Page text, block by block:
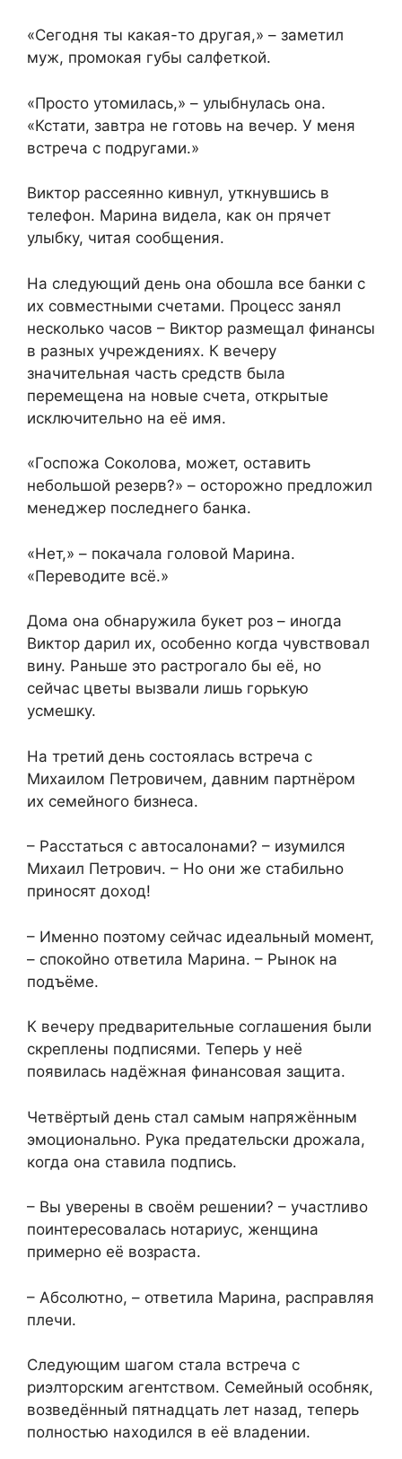
«Сегодня ты какая-то другая,» – заметил
муж, промокая губы салфеткой.
«Просто утомилась,» – улыбнулась она.
«Кстати, завтра не готовь на вечер. У меня
встреча с подругами.»
Виктор рассеянно кивнул, уткнувшись в
телефон. Марина видела, как он прячет
улыбку, читая сообщения.
На следующий день она обошла все банки с
их совместными счетами. Процесс занял
несколько часов – Виктор размещал финансы
в разных учреждениях. К вечеру
значительная часть средств была
перемещена на новые счета, открытые
исключительно на её имя.
«Госпожа Соколова, может, оставить
небольшой резерв?» – осторожно предложил
менеджер последнего банка.
«Нет,» – покачала головой Марина.
«Переводите всё.»
Дома она обнаружила букет роз – иногда
Виктор дарил их, особенно когда чувствовал
вину. Раньше это растрогало бы её, но
сейчас цветы вызвали лишь горькую
усмешку.
На третий день состоялась встреча с
Михаилом Петровичем, давним партнёром
их семейного бизнеса.
– Расстаться с автосалонами? – изумился
Михаил Петрович. – Но они же стабильно
приносят доход!
– Именно поэтому сейчас идеальный момент,
– спокойно ответила Марина. – Рынок на
подъёме.
К вечеру предварительные соглашения были
скреплены подписями. Теперь у неё
появилась надёжная финансовая защита.
Четвёртый день стал самым напряжённым
эмоционально. Рука предательски дрожала,
когда она ставила подпись.
– Вы уверены в своём решении? – участливо
поинтересовалась нотариус, женщина
примерно её возраста.
– Абсолютно, – ответила Марина, расправляя
плечи.
Следующим шагом стала встреча с
риэлторским агентством. Семейный особняк,
возведённый пятнадцать лет назад, теперь
полностью находился в её владении.